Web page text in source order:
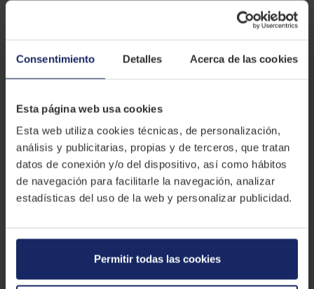
Consentimiento Detalles Acerca de las cookies
Esta página web usa cookies
Esta web utiliza cookies técnicas, de personalización,
análisis y publicitarias, propias y de terceros, que tratan
datos de conexión y/o del dispositivo, así como hábitos
de navegación para facilitarle la navegación, analizar
estadísticas del uso de la web y personalizar publicidad.
Permitir todas las cookies
Opiniones de clientes
4.7ESTRELLAS
5 estrellas
4estrellas 10%